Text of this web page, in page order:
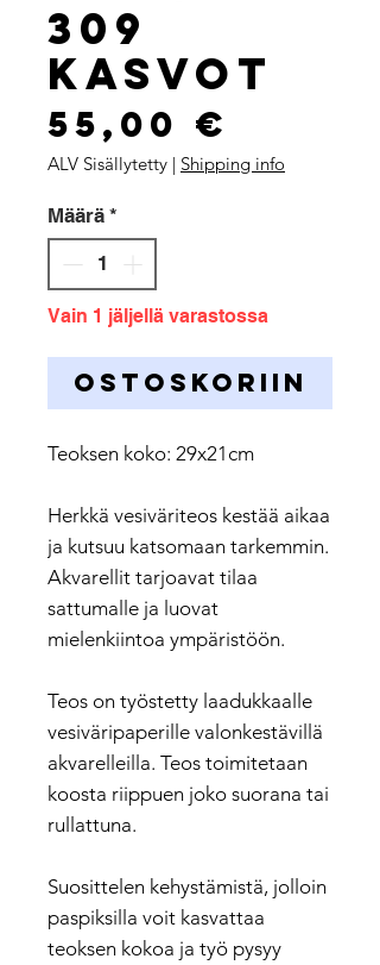
309
Kasvot
55,00 €
ALV Sisällytetty | Shipping info
Määrä *
Vain 1 jäljellä varastossa
OSTOSKORIIN
Teoksen koko: 29x21cm
Herkkä vesiväriteos kestää aikaa
ja kutsuu katsomaan tarkemmin.
Akvarellit tarjoavat tilaa
sattumalle ja luovat
mielenkiintoa ympäristöön.
Teos on työstetty laadukkaalle
vesiväripaperille valonkestävillä
akvarelleilla. Teos toimitetaan
koosta riippuen joko suorana tai
rullattuna.
Suosittelen kehystämistä, jolloin
paspiksilla voit kasvattaa
teoksen kokoa ja työ pysyy